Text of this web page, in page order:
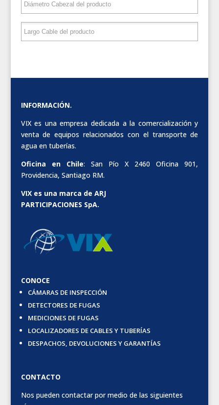
INFORMACIÓN.
VIX es una empresa dedicada a la comercialización y
venta de equipos relacionados con el transporte de
agua en tuberías.
Oficina en Chile: San Pío X 2460 Oficina 901,
Providencia, Santiago RM.
VIX es una marca de ARJ
PARTICIPACIONES SpA.
CONOCE
CÁMARAS DE INSPECCIÓN
DETECTORES DE FUGAS
MEDICIONES DE FUGAS
LOCALIZADORES DE CABLES Y TUBERÍAS
DESPACHOS, DEVOLUCIONES Y GARANTÍAS
CONTACTO
Nos pueden contactar por medio de las siguientes